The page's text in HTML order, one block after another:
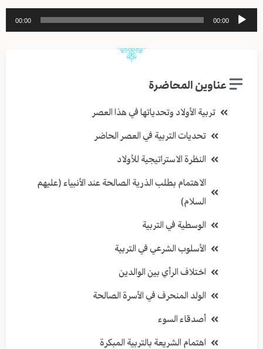
مشغل
الصوت
00:00
00:00
عناوين المحاضرة
تربية الأولاد وتحدياتها في هذا العصر
تحديات التربية في العصر الحاضر
النظرة الاستراتيجية للأولاد
الاهتمام بطلب الذرية الصالحة عند الأنبياء (عليهم
السلام)
الوسطية في التربية
الأسلوب الشرعي في التربية
اختلاف الرأي بين الوالدين
الولد المنحرف في الأسرة الصالحة
أصدقاء السوء
اهتمام الشريعة بالتربية المبكرة